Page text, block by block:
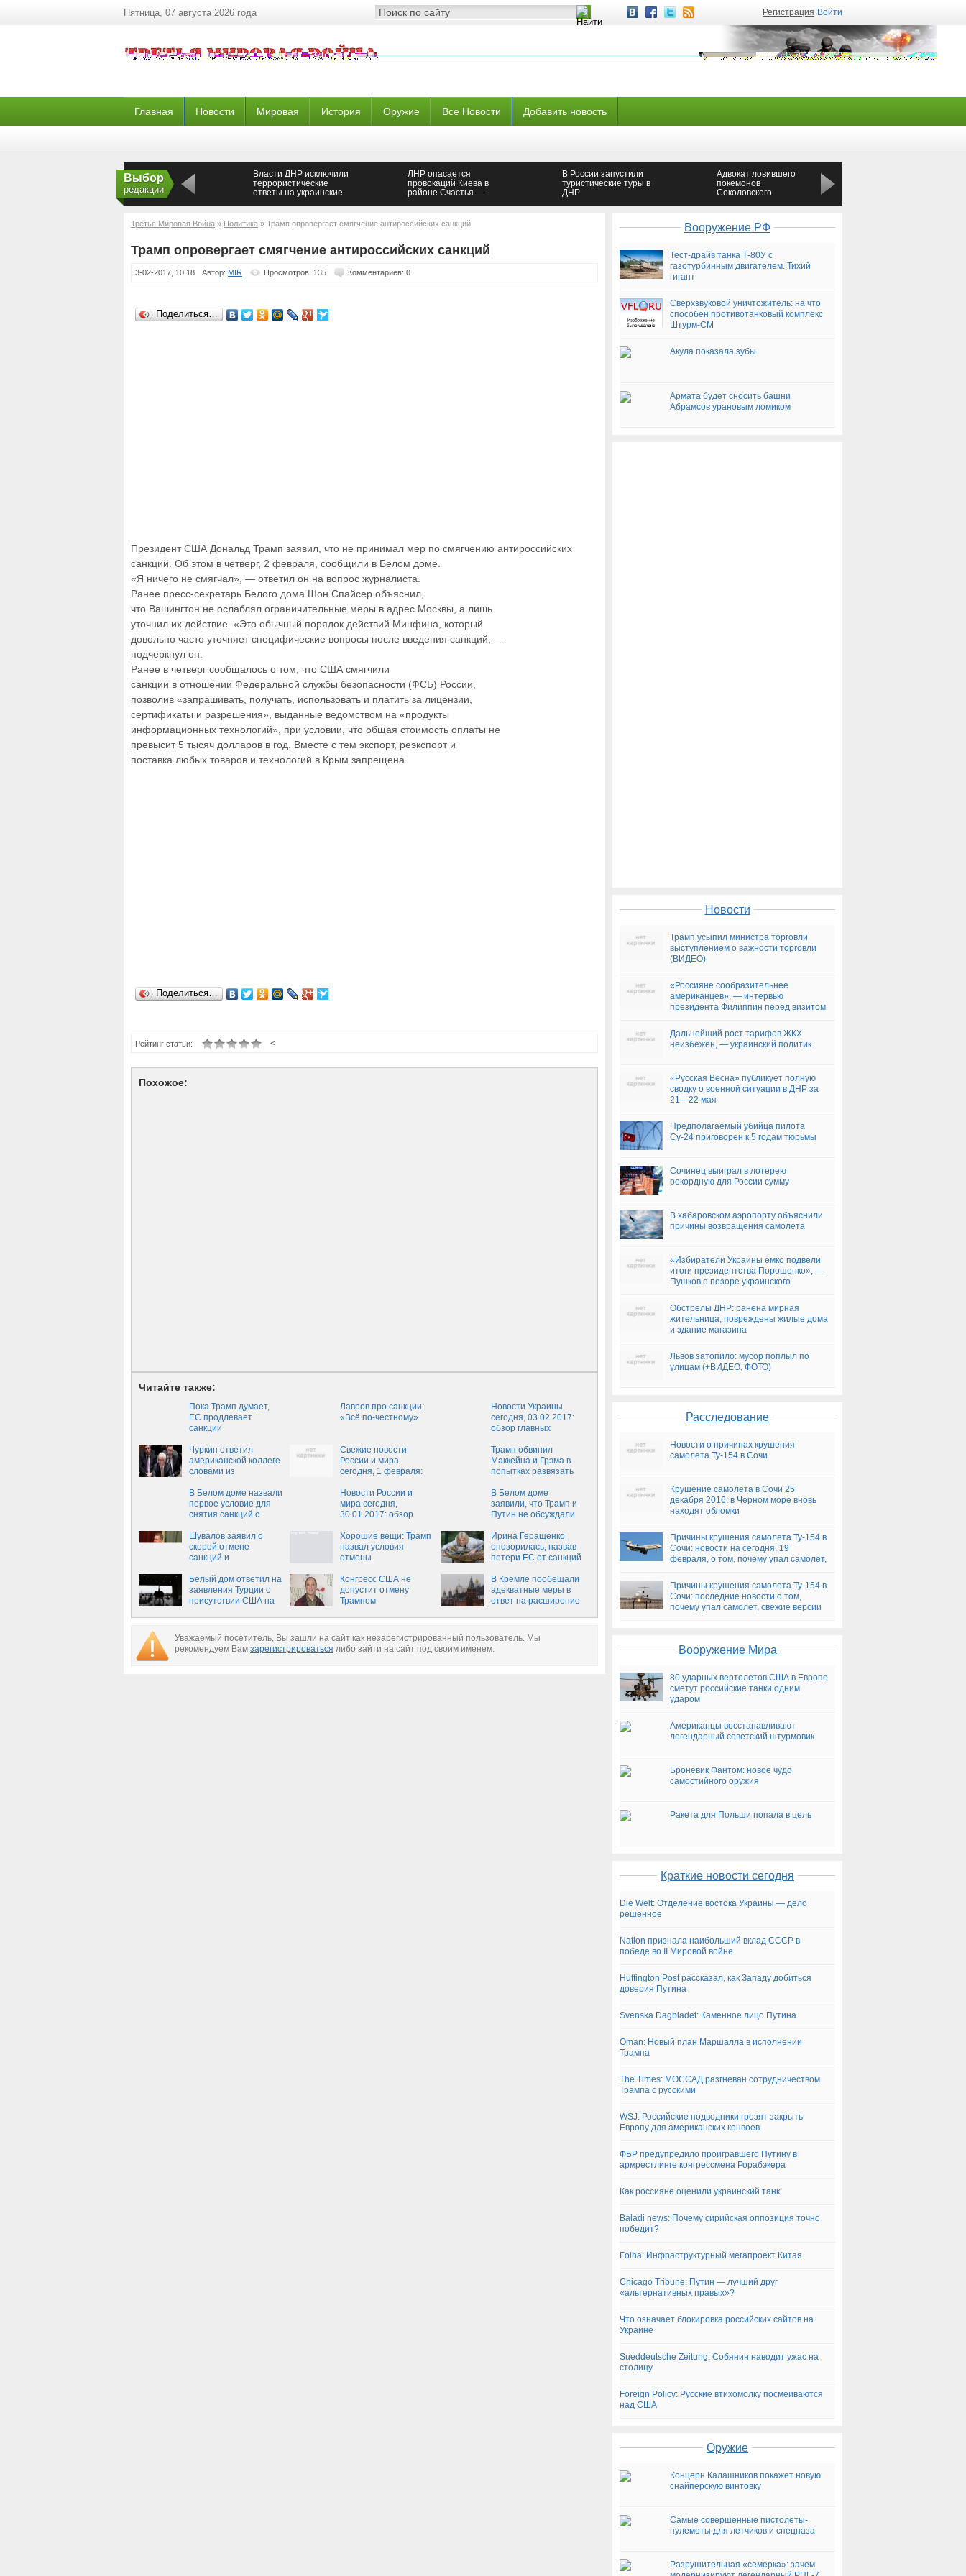
Пятница, 07 августа 2026 года Регистрация Войти
Главная Новости Мировая История Оружие Все Новости Добавить новость
Выбор
редакции
Власти ДНР исключили
террористические
ответы на украинские
ЛНР опасается
провокаций Киева в
районе Счастья —
В России запустили
туристические туры в
ДНР
Адвокат ловившего
покемонов
Соколовского
Третья Мировая Война » Политика » Трамп опровергает смягчение антироссийских санкций
Трамп опровергает смягчение антироссийских санкций
3-02-2017, 10:18 Автор: MIR Просмотров: 135 Комментариев: 0
Поделиться…
Президент США Дональд Трамп заявил, что не принимал мер по смягчению антироссийских
санкций. Об этом в четверг, 2 февраля, сообщили в Белом доме.
«Я ничего не смягчал», — ответил он на вопрос журналиста.
Ранее пресс-секретарь Белого дома Шон Спайсер объяснил,
что Вашингтон не ослаблял ограничительные меры в адрес Москвы, а лишь
уточнил их действие. «Это обычный порядок действий Минфина, который
довольно часто уточняет специфические вопросы после введения санкций, —
подчеркнул он.
Ранее в четверг сообщалось о том, что США смягчили
санкции в отношении Федеральной службы безопасности (ФСБ) России,
позволив «запрашивать, получать, использовать и платить за лицензии,
сертификаты и разрешения», выданные ведомством на «продукты
информационных технологий», при условии, что общая стоимость оплаты не
превысит 5 тысяч долларов в год. Вместе с тем экспорт, реэкспорт и
поставка любых товаров и технологий в Крым запрещена.
Поделиться…
<
Рейтинг статьи:
Похожое:
Читайте также:
Пока Трамп думает,
ЕС продлевает
санкции
Лавров про санкции:
«Всё по-честному»
Новости Украины
сегодня, 03.02.2017:
обзор главных
новости в Украине на
сегодня, 3 февраля
Чуркин ответил
американской коллеге
словами из
Свежие новости
России и мира
сегодня, 1 февраля:
действия Трампа
Трамп обвинил
Маккейна и Грэма в
попытках развязать
В Белом доме назвали
первое условие для
снятия санкций с
Новости России и
мира сегодня,
30.01.2017: обзор
свежие новости
России и мира на
сегодня, 30 января
В Белом доме
заявили, что Трамп и
Путин не обсуждали
антироссийских
санкций
Шувалов заявил о
скорой отмене
санкций и
Хорошие вещи: Трамп
назвал условия
отмены
санкций
Ирина Геращенко
опозорилась, назвав
потери ЕС от санкций
Белый дом ответил на
заявления Турции о
присутствии США на
Конгресс США не
допустит отмену
Трампом
В Кремле пообещали
адекватные меры в
ответ на расширение
Уважаемый посетитель, Вы зашли на сайт как незарегистрированный пользователь. Мы
рекомендуем Вам зарегистрироваться либо зайти на сайт под своим именем.
Вооружение РФ
Тест-драйв танка Т-80У с
газотурбинным двигателем. Тихий
гигант
Сверхзвуковой уничтожитель: на что
способен противотанковый комплекс
Штурм-СМ
Акула показала зубы
Армата будет сносить башни
Абрамсов урановым ломиком
Новости
Трамп усыпил министра торговли
выступлением о важности торговли
(ВИДЕО)
«Россияне сообразительнее
американцев», — интервью
президента Филиппин перед визитом
Дальнейший рост тарифов ЖКХ
неизбежен, — украинский политик
«Русская Весна» публикует полную
сводку о военной ситуации в ДНР за
21—22 мая
Предполагаемый убийца пилота
Су-24 приговорен к 5 годам тюрьмы
Сочинец выиграл в лотерею
рекордную для России сумму
В хабаровском аэропорту объяснили
причины возвращения самолета
«Избиратели Украины емко подвели
итоги президентства Порошенко», —
Пушков о позоре украинского
Обстрелы ДНР: ранена мирная
жительница, повреждены жилые дома
и здание магазина
Львов затопило: мусор поплыл по
улицам (+ВИДЕО, ФОТО)
Расследование
Новости о причинах крушения
самолета Ту-154 в Сочи
Крушение самолета в Сочи 25
декабря 2016: в Черном море вновь
находят обломки
Причины крушения самолета Ту-154 в
Сочи: новости на сегодня, 19
февраля, о том, почему упал самолет,
Причины крушения самолета Ту-154 в
Сочи: последние новости о том,
почему упал самолет, свежие версии
Вооружение Мира
80 ударных вертолетов США в Европе
сметут российские танки одним
ударом
Американцы восстанавливают
легендарный советский штурмовик
Броневик Фантом: новое чудо
самостийного оружия
Ракета для Польши попала в цель
Краткие новости сегодня
Die Welt: Отделение востока Украины — дело
решенное
Nation признала наибольший вклад СССР в
победе во II Мировой войне
Huffington Post рассказал, как Западу добиться
доверия Путина
Svenska Dagbladet: Каменное лицо Путина
Oman: Новый план Маршалла в исполнении
Трампа
The Times: МОССАД разгневан сотрудничеством
Трампа с русскими
WSJ: Российские подводники грозят закрыть
Европу для американских конвоев
ФБР предупредило проигравшего Путину в
армрестлинге конгрессмена Рорабэкера
Как россияне оценили украинский танк
Baladi news: Почему сирийская оппозиция точно
победит?
Folha: Инфраструктурный мегапроект Китая
Chicago Tribune: Путин — лучший друг
«альтернативных правых»?
Что означает блокировка российских сайтов на
Украине
Sueddeutsche Zeitung: Собянин наводит ужас на
столицу
Foreign Policy: Русские втихомолку посмеиваются
над США
Оружие
Концерн Калашников покажет новую
снайперскую винтовку
Самые совершенные пистолеты-
пулеметы для летчиков и спецназа
Разрушительная «семерка»: зачем